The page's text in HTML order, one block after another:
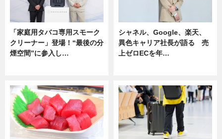
「家庭用タバコ専用スモーク
クリーナー」登場！“最後の分
煙空間”に参入し…
シャネル、Google、楽天、
異色キャリア社長が語る 売
上ゼロECを年…